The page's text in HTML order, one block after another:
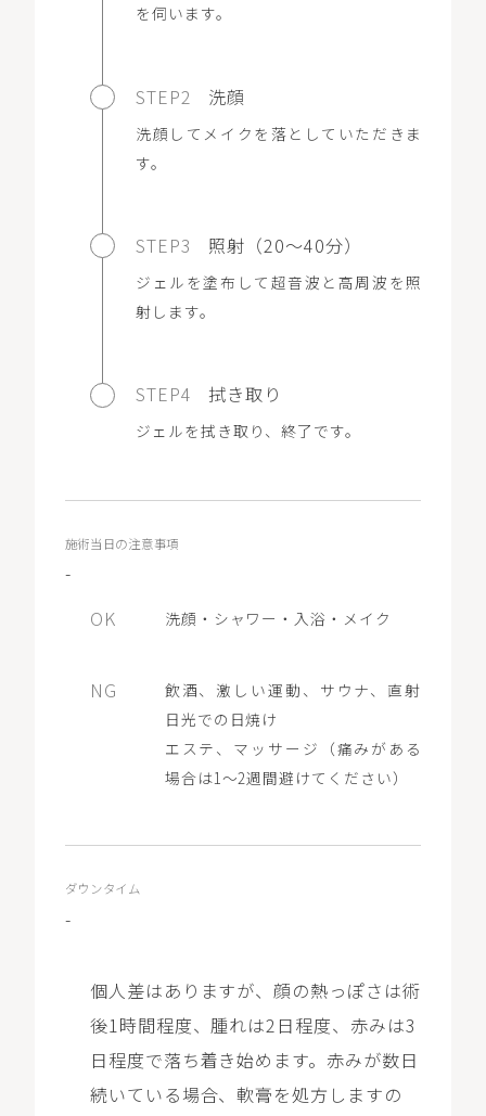
を伺います。
STEP2 洗顔
洗顔してメイクを落としていただきま
す。
STEP3 照射（20〜40分）
ジェルを塗布して超音波と高周波を照
射します。
STEP4 拭き取り
ジェルを拭き取り、終了です。
施術当日の注意事項
-
洗顔・シャワー・入浴・メイク
飲酒、激しい運動、サウナ、直射
日光での日焼け
エステ、マッサージ（痛みがある
場合は1〜2週間避けてください）
ダウンタイム
-
個人差はありますが、顔の熱っぽさは術
後1時間程度、腫れは2日程度、赤みは3
日程度で落ち着き始めます。赤みが数日
続いている場合、軟膏を処方しますの